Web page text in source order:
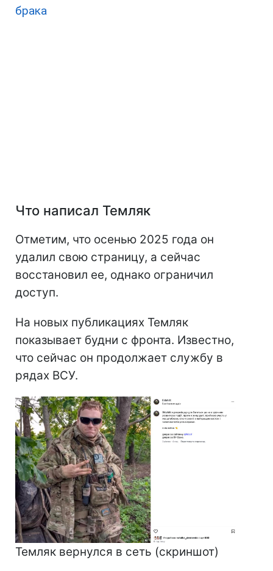
брака
Что написал Темляк
Отметим, что осенью 2025 года он
удалил свою страницу, а сейчас
восстановил ее, однако ограничил
доступ.
На новых публикациях Темляк
показывает будни с фронта. Известно,
что сейчас он продолжает службу в
рядах ВСУ.
Темляк вернулся в сеть (скриншот)